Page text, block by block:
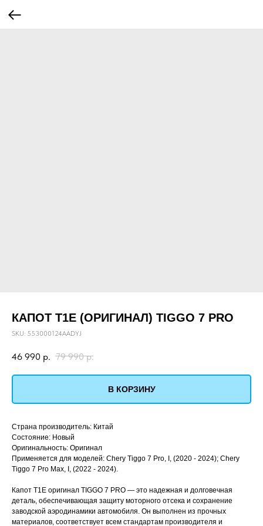
КАПОТ T1E (ОРИГИНАЛ) TIGGO 7 PRO
SKU: 553000124AADYJ
46 990 р. 79 990 р.
В КОРЗИНУ
Страна производитель: Китай
Состояние: Новый
Оригинальность: Оригинал
Применяется для моделей: Chery Tiggo 7 Pro, I, (2020 - 2024); Chery
Tiggo 7 Pro Max, I, (2022 - 2024).
Капот Т1Е оригинал TIGGO 7 PRO — это надежная и долговечная
деталь, обеспечивающая защиту моторного отсека и сохранение
заводской аэродинамики автомобиля. Он выполнен из прочных
материалов, соответствует всем стандартам производителя и